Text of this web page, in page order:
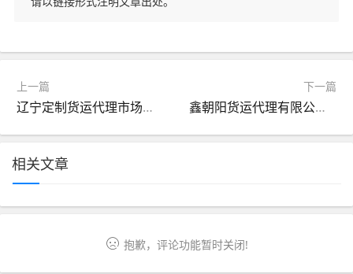
上一篇
辽宁定制货运代理市场地址（辽宁配货站）
下一篇
鑫朝阳货运代理有限公司（鑫朝电子商务产业园）
相关文章
抱歉，评论功能暂时关闭!